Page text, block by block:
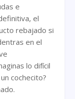
e
el
rebajado si
en el
lo difícil
cochecito?